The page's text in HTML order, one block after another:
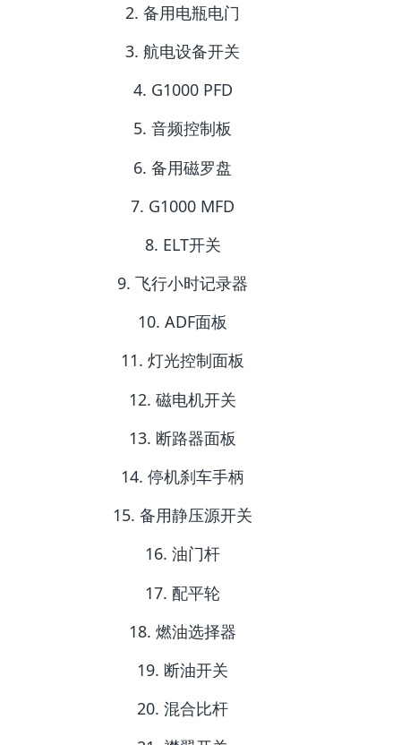
2. 备用电瓶电门
3. 航电设备开关
4. G1000 PFD
5. 音频控制板
6. 备用磁罗盘
7. G1000 MFD
8. ELT开关
9. 飞行小时记录器
10. ADF面板
11. 灯光控制面板
12. 磁电机开关
13. 断路器面板
14. 停机刹车手柄
15. 备用静压源开关
16. 油门杆
17. 配平轮
18. 燃油选择器
19. 断油开关
20. 混合比杆